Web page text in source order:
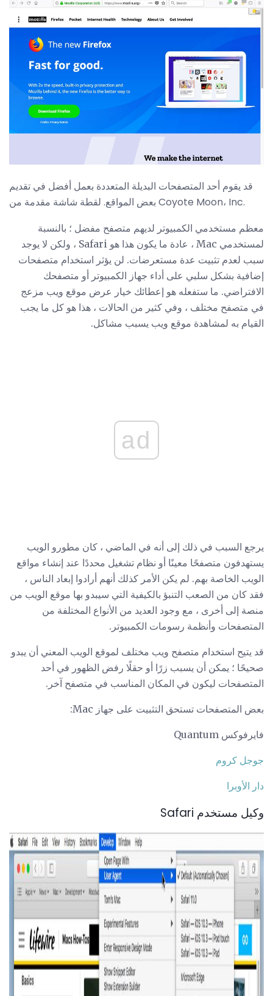
قد يقوم أحد المتصفحات البديلة المتعددة بعمل أفضل في تقديم
بعض المواقع. لقطة شاشة مقدمة من Coyote Moon، Inc.
معظم مستخدمي الكمبيوتر لديهم متصفح مفضل ؛ بالنسبة
لمستخدمي Mac ، عادة ما يكون هذا هو Safari ، ولكن لا يوجد
سبب لعدم تثبيت عدة مستعرضات. لن يؤثر استخدام متصفحات
إضافية بشكل سلبي على أداء جهاز الكمبيوتر أو متصفحك
الافتراضي. ما ستفعله هو إعطائك خيار عرض موقع ويب مزعج
في متصفح مختلف ، وفي كثير من الحالات ، هذا هو كل ما يجب
القيام به لمشاهدة موقع ويب يسبب مشاكل.
ad
يرجع السبب في ذلك إلى أنه في الماضي ، كان مطورو الويب
يستهدفون متصفحًا معينًا أو نظام تشغيل محددًا عند إنشاء مواقع
الويب الخاصة بهم. لم يكن الأمر كذلك أنهم أرادوا إبعاد الناس ،
فقد كان من الصعب التنبؤ بالكيفية التي سيبدو بها موقع الويب من
منصة إلى أخرى ، مع وجود العديد من الأنواع المختلفة من
المتصفحات وأنظمة رسومات الكمبيوتر.
قد يتيح استخدام متصفح ويب مختلف لموقع الويب المعني أن يبدو
صحيحًا ؛ يمكن أن يسبب زرًا أو حقلًا رفض الظهور في أحد
المتصفحات ليكون في المكان المناسب في متصفح آخر.
بعض المتصفحات تستحق التثبيت على جهاز Mac:
فايرفوكس Quantum
جوجل كروم
دار الأوبرا
وكيل مستخدم Safari